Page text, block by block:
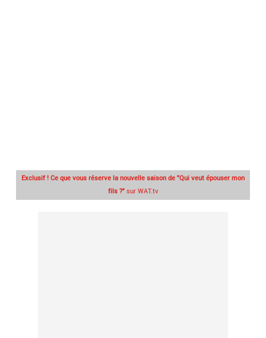
Exclusif ! Ce que vous réserve la nouvelle saison de "Qui veut épouser mon
fils ?"sur WAT.tv